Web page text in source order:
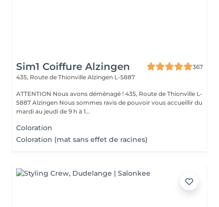
Sim1 Coiffure Alzingen
367
435, Route de Thionville Alzingen L-5887
ATTENTION Nous avons déménagé ! 435, Route de Thionville L-
5887 Alzingen Nous sommes ravis de pouvoir vous accueillir du
mardi au jeudi de 9 h à 1...
Coloration
Coloration (mat sans effet de racines)